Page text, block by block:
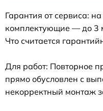
Гарантия от сервиса:
комплектующие — до 3
Что считается
Для работ: Повторное
прямо обусловлен с
некорректный монтаж